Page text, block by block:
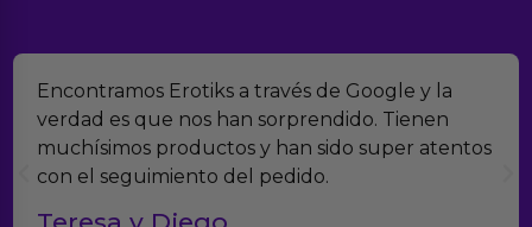
Encontramos Erotiks a través de Google y la
verdad es que nos han sorprendido. Tienen
muchísimos productos y han sido super atentos
con el seguimiento del pedido.